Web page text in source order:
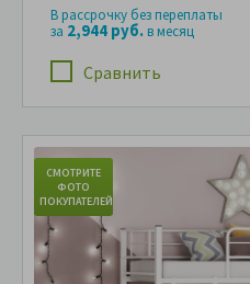
Сравнить
В рассрочку без переплаты
за 2,944 руб.в месяц
СМОТРИТЕ
ФОТО
ПОКУПАТЕЛЕЙ